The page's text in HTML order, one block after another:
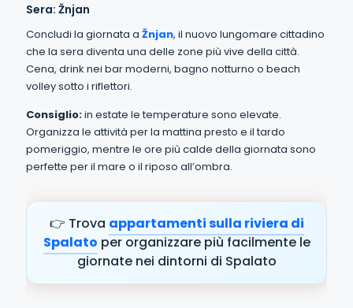
Sera: Žnjan
Concludi la giornata a Žnjan, il nuovo lungomare cittadino
che la sera diventa una delle zone più vive della città.
Cena, drink nei bar moderni, bagno notturno o beach
volley sotto i riflettori.
Consiglio:in estate le temperature sono elevate.
Organizza le attività per la mattina presto e il tardo
pomeriggio, mentre le ore più calde della giornata sono
perfette per il mare o il riposo all’ombra.
👉 Trova appartamenti sulla riviera di
Spalato per organizzare più facilmente le
giornate nei dintorni di Spalato